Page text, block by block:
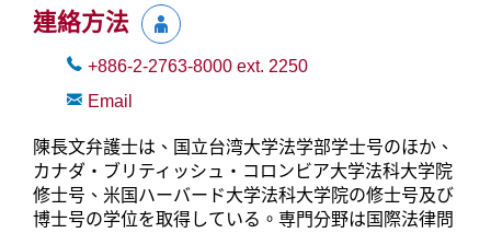
連絡方法
+886-2-2763-8000 ext. 2250
Email
陳長文弁護士は、国立台湾大学法学部学士号のほか、
カナダ・ブリティッシュ・コロンビア大学法科大学院
修士号、米国ハーバード大学法科大学院の修士号及び
博士号の学位を取得している。専門分野は国際法律問